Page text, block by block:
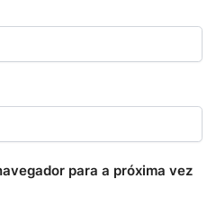
para a próxima vez